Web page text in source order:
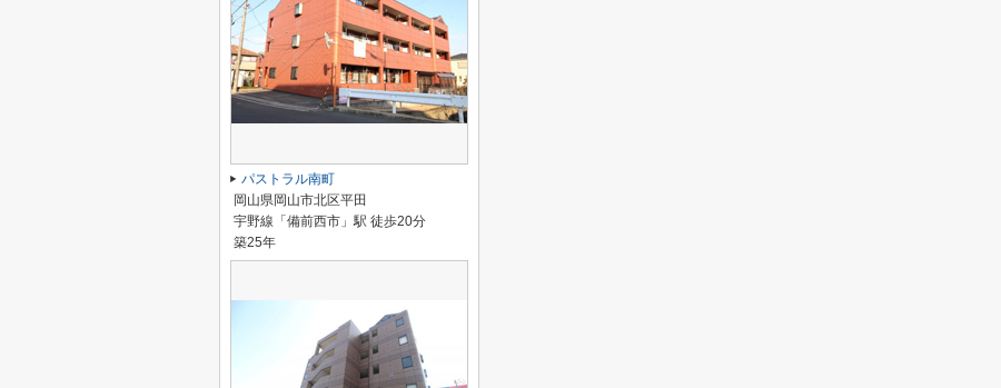
パストラル南町
岡山県岡山市北区平田
宇野線「備前西市」駅 徒歩20分
築25年